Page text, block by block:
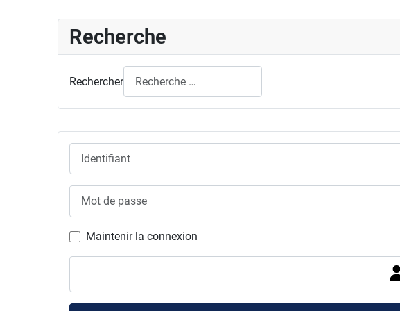
Maintenir la connexion
Recherche
Rechercher